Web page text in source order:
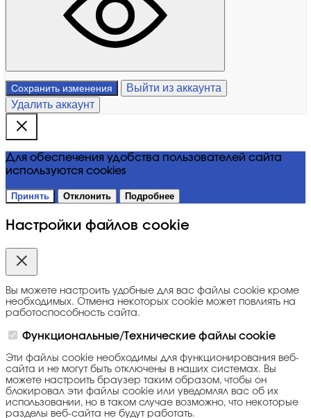
Сохранить изменения
Выйти из аккаунта
Удалить аккаунт
Для обеспечения удобства пользователей сайта
используются cookies
Принять Отклонить Подробнее
Настройки файлов cookie
Вы можете настроить удобные для вас файлы cookie кроме
необходимых. Отмена некоторых cookie может повлиять на
работоспособность сайта.
Функциональные/Технические файлы cookie
Эти файлы cookie необходимы для функционирования веб-
сайта и не могут быть отключены в наших системах. Вы
можете настроить браузер таким образом, чтобы он
блокировал эти файлы cookie или уведомлял вас об их
использовании, но в таком случае возможно, что некоторые
разделы веб-сайта не будут работать.